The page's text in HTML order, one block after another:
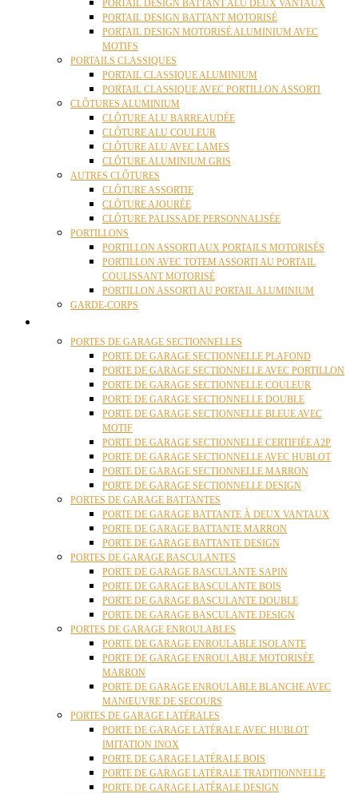
PORTAIL DESIGN BATTANT ALU DEUX VANTAUX
PORTAIL DESIGN BATTANT MOTORISÉ
PORTAIL DESIGN MOTORISÉ ALUMINIUM AVEC
MOTIFS
PORTAILS CLASSIQUES
PORTAIL CLASSIQUE ALUMINIUM
PORTAIL CLASSIQUE AVEC PORTILLON ASSORTI
CLÔTURES ALUMINIUM
CLÔTURE ALU BARREAUDÉE
CLÔTURE ALU COULEUR
CLÔTURE ALU AVEC LAMES
CLÔTURE ALUMINIUM GRIS
AUTRES CLÔTURES
CLÔTURE ASSORTIE
CLÔTURE AJOURÉE
CLÔTURE PALISSADE PERSONNALISÉE
PORTILLONS
PORTILLON ASSORTI AUX PORTAILS MOTORISÉS
PORTILLON AVEC TOTEM ASSORTI AU PORTAIL
COULISSANT MOTORISÉ
PORTILLON ASSORTI AU PORTAIL ALUMINIUM
GARDE-CORPS
PORTES DE GARAGE SECTIONNELLES
PORTE DE GARAGE SECTIONNELLE PLAFOND
PORTE DE GARAGE SECTIONNELLE AVEC PORTILLON
PORTE DE GARAGE SECTIONNELLE COULEUR
PORTE DE GARAGE SECTIONNELLE DOUBLE
PORTE DE GARAGE SECTIONNELLE BLEUE AVEC
MOTIF
PORTE DE GARAGE SECTIONNELLE CERTIFIÉE A2P
PORTE DE GARAGE SECTIONNELLE AVEC HUBLOT
PORTE DE GARAGE SECTIONNELLE MARRON
PORTE DE GARAGE SECTIONNELLE DESIGN
PORTES DE GARAGE BATTANTES
PORTE DE GARAGE BATTANTE À DEUX VANTAUX
PORTE DE GARAGE BATTANTE MARRON
PORTE DE GARAGE BATTANTE DESIGN
PORTES DE GARAGE BASCULANTES
PORTE DE GARAGE BASCULANTE SAPIN
PORTE DE GARAGE BASCULANTE BOIS
PORTE DE GARAGE BASCULANTE DOUBLE
PORTE DE GARAGE BASCULANTE DESIGN
PORTES DE GARAGE ENROULABLES
PORTE DE GARAGE ENROULABLE ISOLANTE
PORTE DE GARAGE ENROULABLE MOTORISÉE
MARRON
PORTE DE GARAGE ENROULABLE BLANCHE AVEC
MANŒUVRE DE SECOURS
PORTES DE GARAGE LATÉRALES
PORTE DE GARAGE LATÉRALE AVEC HUBLOT
IMITATION INOX
PORTE DE GARAGE LATÉRALE BOIS
PORTE DE GARAGE LATÉRALE TRADITIONNELLE
PORTE DE GARAGE LATÉRALE DESIGN